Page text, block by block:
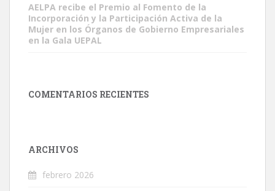
AELPA recibe el Premio al Fomento de la
Incorporación y la Participación Activa de la
Mujer en los Órganos de Gobierno Empresariales
en la Gala UEPAL
COMENTARIOS RECIENTES
ARCHIVOS
febrero 2026